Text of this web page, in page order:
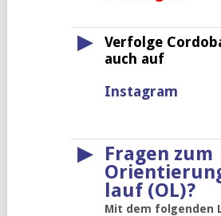
▶
Verfolge
auch auf
Instagram
▶
Fragen zum
lauf (OL)?
Mit dem folgenden